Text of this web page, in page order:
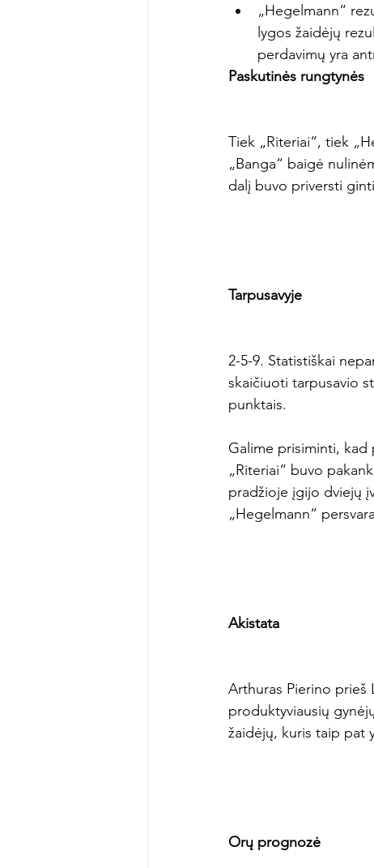
„Hegelmann“
lygos žaidėjų
perdavimų yra
Paskutinės rungtynės
Tiek „Riteriai“, tiek
„Banga“ baigė
dalį buvo priversti
Tarpusavyje
2-5-9. Statistiškai
skaičiuoti tarpusavio
punktais.
Galime prisiminti,
„Riteriai“ buvo
pradžioje įgijo dviejų
„Hegelmann“
Akistata
Arthuras Pierino prieš
produktyviausių
žaidėjų, kuris taip pat
Orų prognozė